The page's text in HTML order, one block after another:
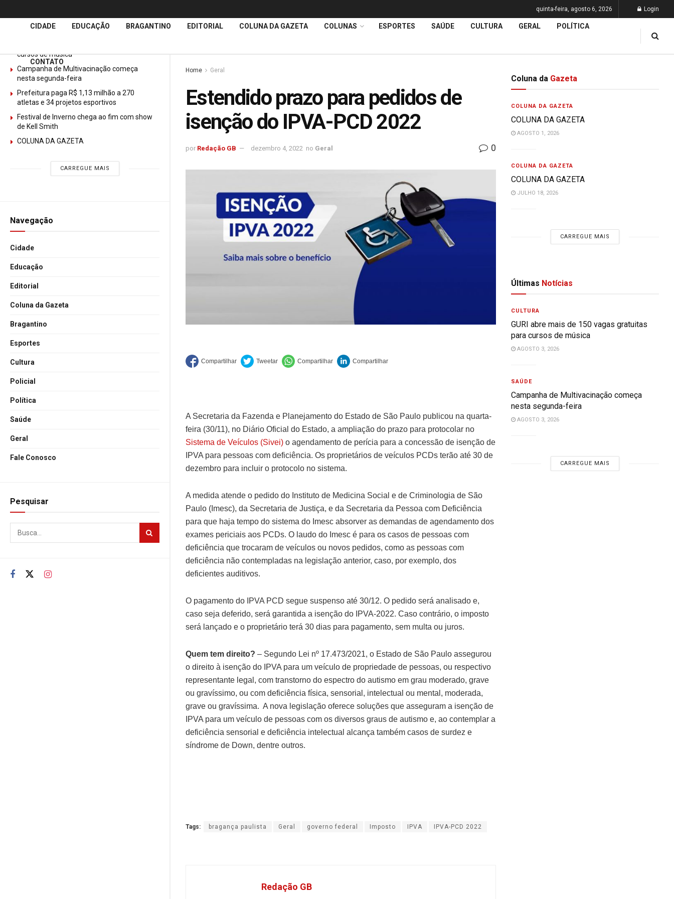
ÚltimasNotícias
cursos de música
Campanha de Multivacinação começa
nesta segunda-feira
Prefeitura paga R$ 1,13 milhão a 270
atletas e 34 projetos esportivos
Festival de Inverno chega ao fim com show
de Kell Smith
COLUNA DA GAZETA
CARREGUE MAIS
Navegação
Cidade
Educação
Editorial
Coluna da Gazeta
Bragantino
Esportes
Cultura
Policial
Política
Saúde
Geral
Fale Conosco
Pesquisar
quinta-feira, agosto 6, 2026 Login
CIDADE EDUCAÇÃO BRAGANTINO EDITORIAL COLUNA DA GAZETA COLUNAS ESPORTES SAÚDE CULTURA GERAL POLÍTICA
CONTATO
Home Geral
Estendido prazo para pedidos de
isenção do IPVA-PCD 2022
por Redação GB dezembro 4, 2022 no Geral 0
A Secretaria da Fazenda e Planejamento do Estado de São Paulo publicou na quarta-
feira (30/11), no Diário Oficial do Estado, a ampliação do prazo para protocolar no
Sistema de Veículos (Sivei) o agendamento de perícia para a concessão de isenção de
IPVA para pessoas com deficiência. Os proprietários de veículos PCDs terão até 30 de
dezembro para incluir o protocolo no sistema.
A medida atende o pedido do Instituto de Medicina Social e de Criminologia de São
Paulo (Imesc), da Secretaria de Justiça, e da Secretaria da Pessoa com Deficiência
para que haja tempo do sistema do Imesc absorver as demandas de agendamento dos
exames periciais aos PCDs. O laudo do Imesc é para os casos de pessoas com
deficiência que trocaram de veículos ou novos pedidos, como as pessoas com
deficiência não contempladas na legislação anterior, caso, por exemplo, dos
deficientes auditivos.
O pagamento do IPVA PCD segue suspenso até 30/12. O pedido será analisado e,
caso seja deferido, será garantida a isenção do IPVA-2022. Caso contrário, o imposto
será lançado e o proprietário terá 30 dias para pagamento, sem multa ou juros.
Quem tem direito? – Segundo Lei nº 17.473/2021, o Estado de São Paulo assegurou
o direito à isenção do IPVA para um veículo de propriedade de pessoas, ou respectivo
representante legal, com transtorno do espectro do autismo em grau moderado, grave
ou gravíssimo, ou com deficiência física, sensorial, intelectual ou mental, moderada,
grave ou gravíssima. A nova legislação oferece soluções que asseguram a isenção de
IPVA para um veículo de pessoas com os diversos graus de autismo e, ao contemplar a
deficiência sensorial e deficiência intelectual alcança também casos de surdez e
síndrome de Down, dentre outros.
Tags: bragança paulista Geral governo federal Imposto IPVA IPVA-PCD 2022
Redação GB
Coluna da Gazeta
COLUNA DA GAZETA
COLUNA DA GAZETA
AGOSTO 1, 2026
COLUNA DA GAZETA
COLUNA DA GAZETA
JULHO 18, 2026
CARREGUE MAIS
Últimas Notícias
CULTURA
GURI abre mais de 150 vagas gratuitas
para cursos de música
AGOSTO 3, 2026
SAÚDE
Campanha de Multivacinação começa
nesta segunda-feira
AGOSTO 3, 2026
CARREGUE MAIS